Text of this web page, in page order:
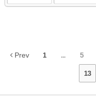
Prev 1 ... 5
13